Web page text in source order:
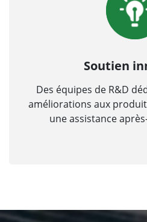
Soutien
Des équipes de R&D
améliorations aux
une assistance